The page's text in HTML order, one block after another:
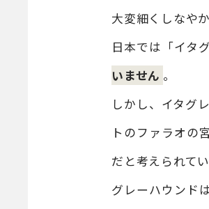
大変細くしなや
日本では「イタ
いません 。
しかし、イタグ
トのファラオの
だと考えられてい
グレーハウンド